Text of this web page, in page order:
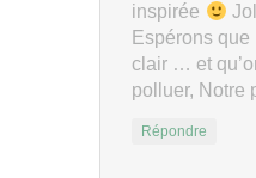
inspirée
Espérons
clair … et
polluer, Notre
Répondre